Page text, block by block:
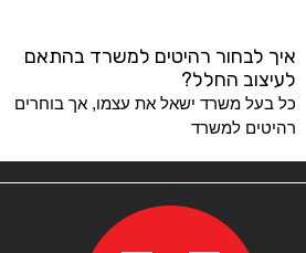
איך לבחור רהיטים למשרד בהתאם
לעיצוב החלל?
כל בעל משרד ישאל את עצמו, אך בוחרים
רהיטים למשרד